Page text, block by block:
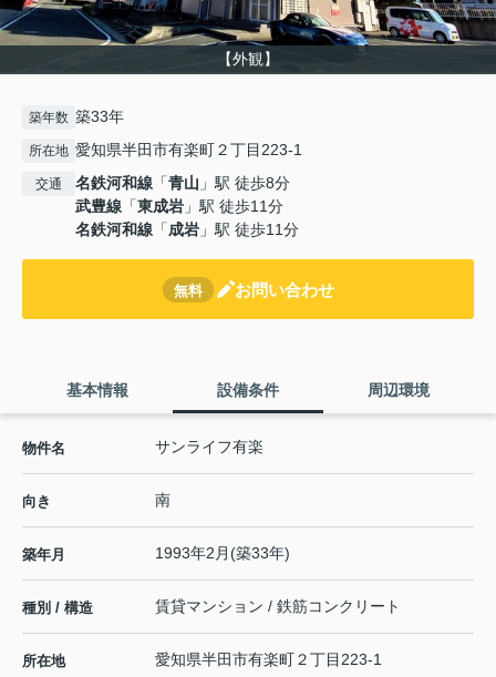
【外観】
築年数 築33年
所在地 愛知県半田市有楽町２丁目223-1
交通 名鉄河和線 「青山 」駅 徒歩8分
武豊線 「東成岩 」駅 徒歩11分
名鉄河和線 「成岩 」駅 徒歩11分
無料 お問い合わせ
基本情報 設備条件 周辺環境
物件名 サンライフ有楽
向き 南
築年月 1993年2月(築33年)
種別 / 構造 賃貸マンション / 鉄筋コンクリート
所在地 愛知県半田市有楽町２丁目223-1